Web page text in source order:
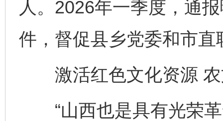
人。2026年一季度，通
件，督促县乡党委和市
激活红色文化资源 农
“山西也是具有光荣革